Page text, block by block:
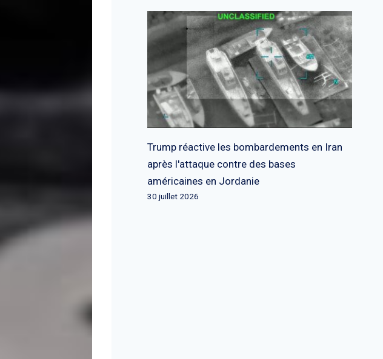
Trump réactive les bombardements en Iran
après l'attaque contre des bases
américaines en Jordanie
30 juillet 2026